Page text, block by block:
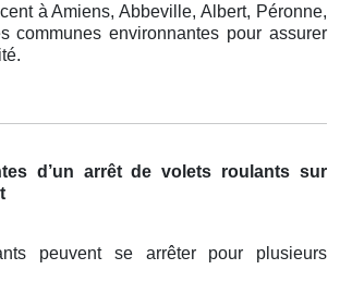
à Amiens, Abbeville, Albert, Péronne,
communes environnantes pour assurer
d’un arrêt de volets roulants sur
peuvent se arrêter pour plusieurs